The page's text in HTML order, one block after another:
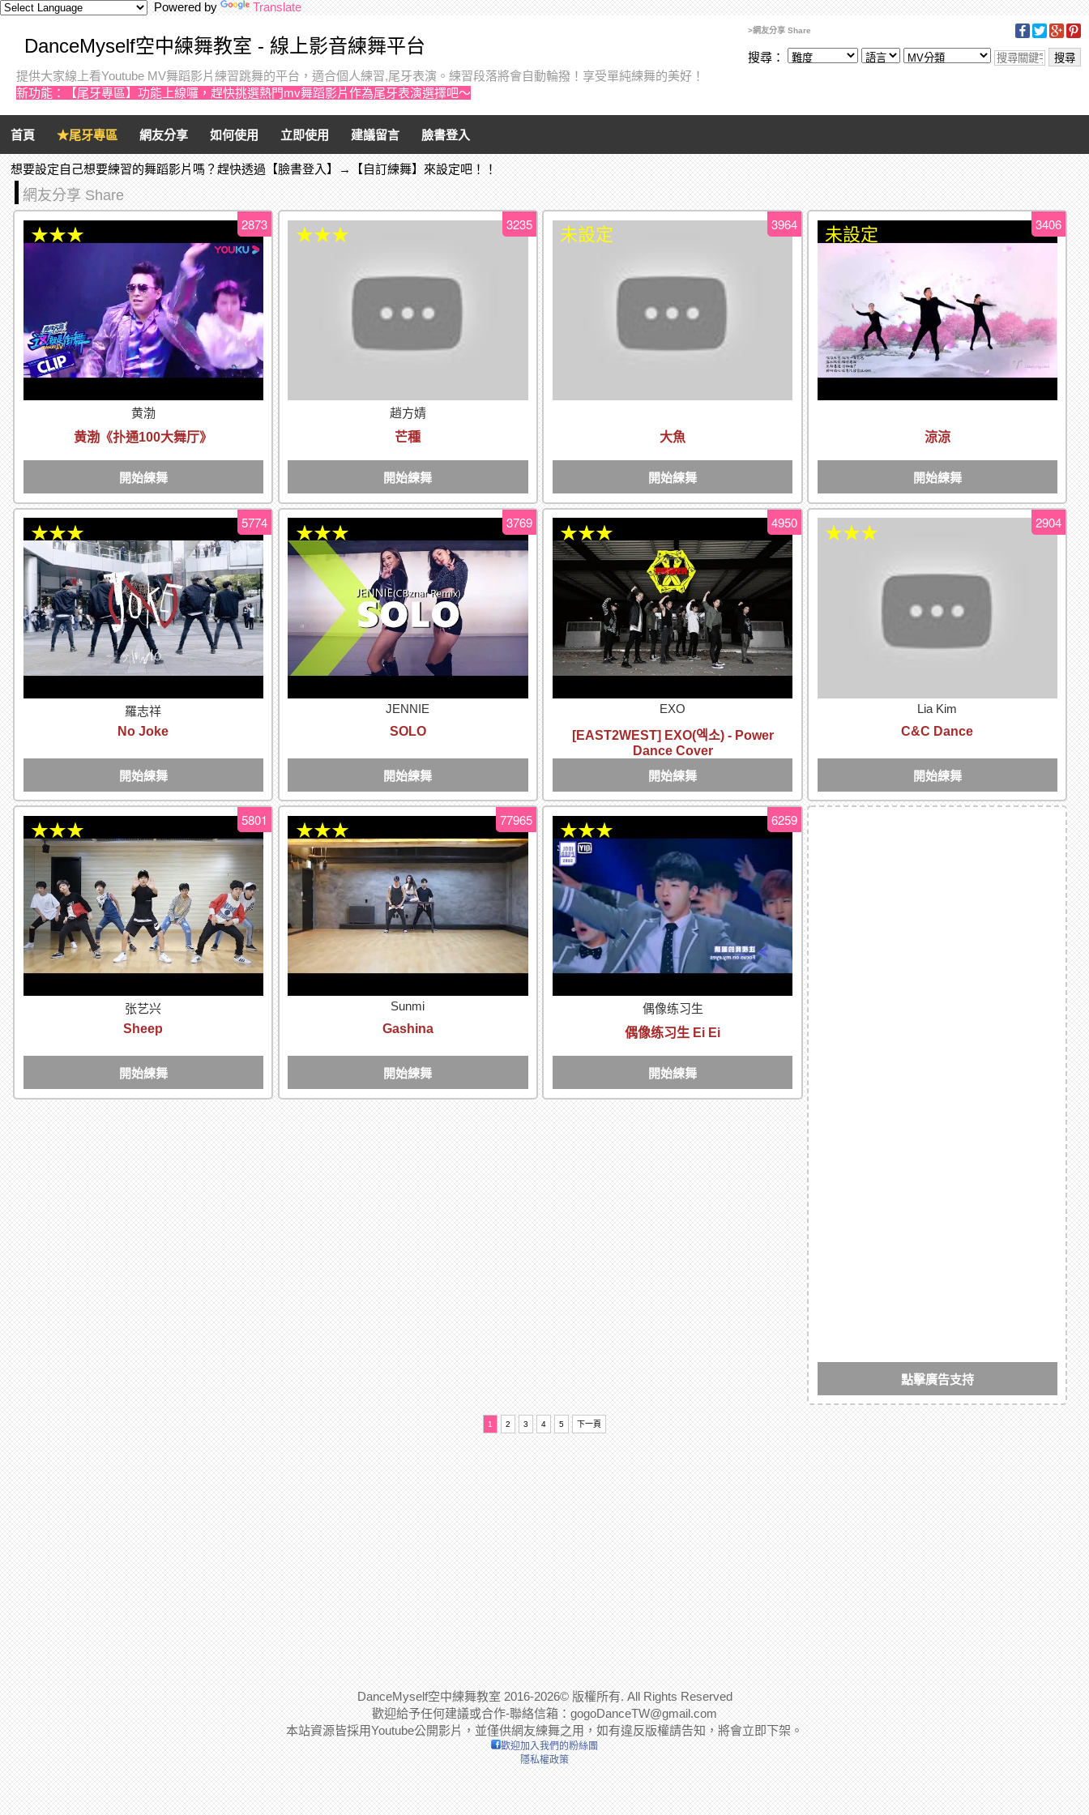
Powered by Translate
DanceMyself空中練舞教室 - 線上影音練舞平台
提供大家線上看Youtube MV舞蹈影片練習跳舞的平台，適合個人練習,尾牙表演。練習段落將會自動輪撥！享受單純練舞的美好！
新功能：【尾牙專區】功能上線囉，趕快挑選熱門mv舞蹈影片作為尾牙表演選擇吧～
>網友分享 Share
搜尋：
首頁 ★尾牙專區 網友分享 如何使用 立即使用 建議留言 臉書登入
想要設定自己想要練習的舞蹈影片嗎？趕快透過【臉書登入】→【自訂練舞】來設定吧！！
網友分享 Share
黄渤
黄渤《扑通100大舞厅》
開始練舞
2873
★★★
趙方婧
芒種
開始練舞
3235
★★★
大魚
開始練舞
3964
未設定
涼涼
開始練舞
3406
未設定
羅志祥
No Joke
開始練舞
5774
★★★
JENNIE
SOLO
開始練舞
3769
★★★
EXO
[EAST2WEST] EXO(엑소) - Power
Dance Cover
開始練舞
4950
★★★
Lia Kim
C&C Dance
開始練舞
2904
★★★
张艺兴
Sheep
開始練舞
5801
★★★
Sunmi
Gashina
開始練舞
77965
★★★
偶像练习生
偶像练习生 Ei Ei
開始練舞
6259
★★★
點擊廣告支持
1 2 3 4 5 下一頁
DanceMyself空中練舞教室 2016-2026© 版權所有. All Rights Reserved
歡迎給予任何建議或合作-聯絡信箱： gogoDanceTW@gmail.com
本站資源皆採用Youtube公開影片，並僅供網友練舞之用，如有違反版權請告知，將會立即下架。
歡迎加入我們的粉絲團
隱私權政策